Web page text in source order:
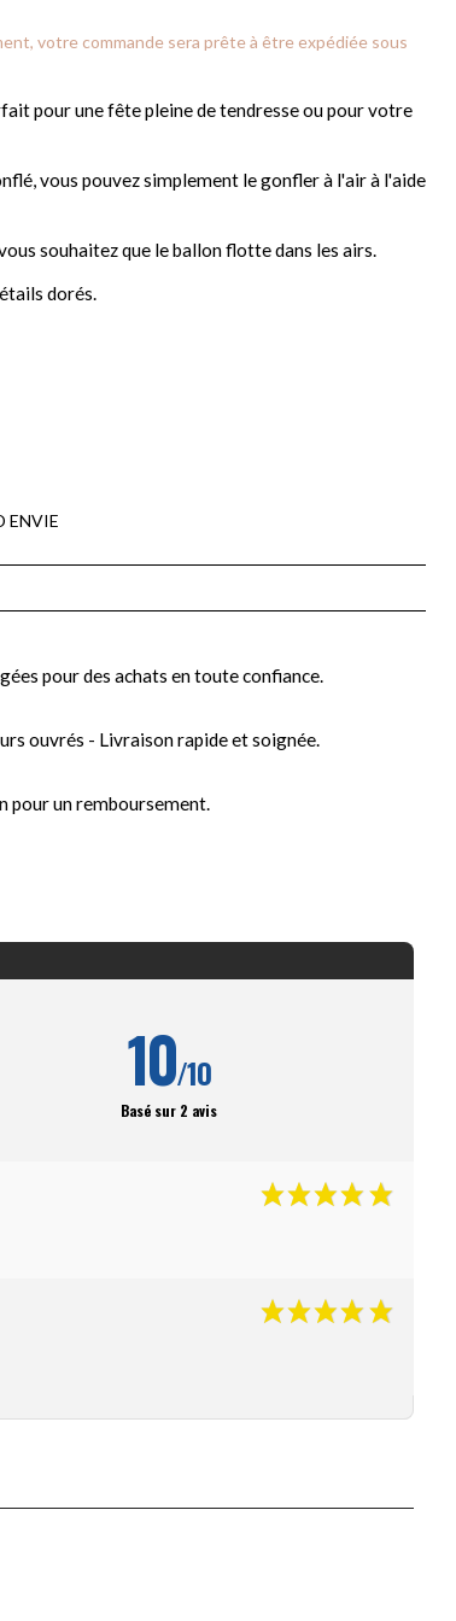
votre commande sera prête à être expédiée sous
pour une fête pleine de tendresse ou pour votre
vous pouvez simplement le gonfler à l'air à l'aide
souhaitez que le ballon flotte dans les airs.
dorés.
ENVIE
pour des achats en toute confiance.
ouvrés - Livraison rapide et soignée.
pour un remboursement.
10/10
Basé sur 2 avis